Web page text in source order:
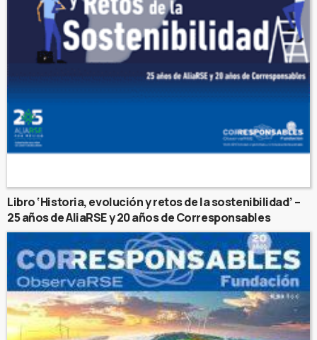
Libro ‘Historia, evolución y retos de la sostenibilidad’ –
25 años de AliaRSE y 20 años de Corresponsables